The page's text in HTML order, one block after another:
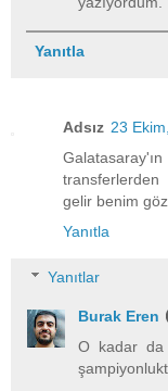
Yanıtla
Adsız 23
gelir benim
Yanıtla
Yanıtlar
Burak Eren
O kadar da